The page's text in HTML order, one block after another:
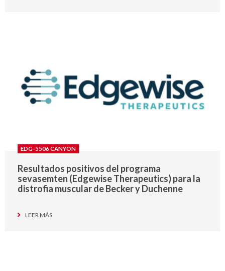
EDG-5506 CANYON
Resultados positivos del programa
sevasemten (Edgewise Therapeutics) para la
distrofia muscular de Becker y Duchenne
LEER MÁS